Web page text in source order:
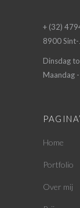
+ (32)
8900
Dinsdag
Maandag -
Home
Portfolio
Over mij